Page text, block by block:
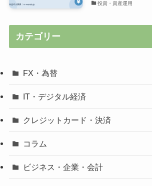
投資・資産運用
カテゴリー
FX・為替
IT・デジタル経済
クレジットカード・決済
コラム
ビジネス・企業・会計